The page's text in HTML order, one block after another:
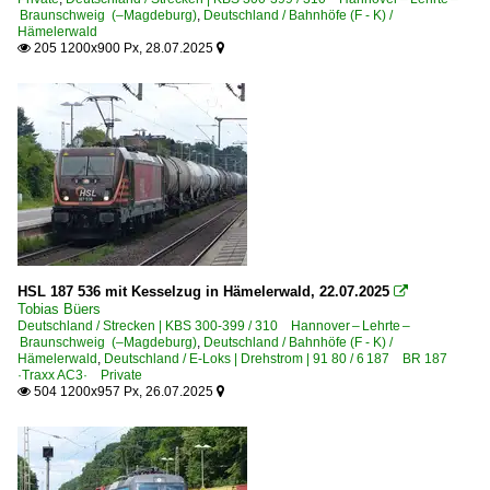
0 628 BR 628 · 928 · BR 629
DB VT 12.5 · BR 612 · 688
DB VT 12.6 · BR 613
E-Loks | Drehstrom | 91 80
6 101 BR 101
6 101 BR 101 Werbeloks
6 120 BR 120.1
6 120 BR 120.1 Werbeloks
6 145 BR 145 ·Traxx AC·
6 145 BR 145 ·Traxx AC· Private
6 146 BR 146.5 ·Traxx AC2· IC
6 147 BR 147.5 ·Traxx AC3· IC
Braunschweig (–Magdeburg), Deutschland / Bahnhöfe (F - K) /
Hämelerwald
 205 1200x900 Px, 28.07.2025 
HSL 187 536 mit Kesselzug in Hämelerwald, 22.07.2025 
Tobias Büers
Deutschland / Strecken | KBS 300-399 / 310 Hannover – Lehrte –
Braunschweig (–Magdeburg), Deutschland / Bahnhöfe (F - K) /
Hämelerwald , Deutschland / E-Loks | Drehstrom | 91 80 / 6 187 BR 187
·Traxx AC3· Private
 504 1200x957 Px, 26.07.2025 